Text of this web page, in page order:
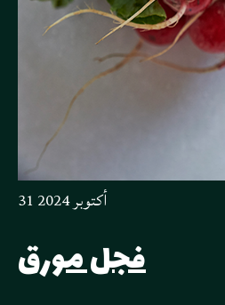
31 أكتوبر 2024
فجل مورق